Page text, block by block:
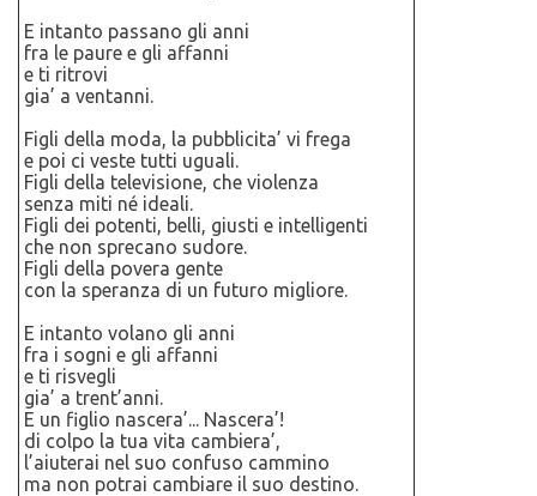
E intanto passano gli anni
fra le paure e gli affanni
e ti ritrovi
gia’ a ventanni.
Figli della moda, la pubblicita’ vi frega
e poi ci veste tutti uguali.
Figli della televisione, che violenza
senza miti né ideali.
Figli dei potenti, belli, giusti e intelligenti
che non sprecano sudore.
Figli della povera gente
con la speranza di un futuro migliore.
E intanto volano gli anni
fra i sogni e gli affanni
e ti risvegli
gia’ a trent’anni.
E un figlio nascera’... Nascera’!
di colpo la tua vita cambiera’,
l’aiuterai nel suo confuso cammino
ma non potrai cambiare il suo destino.